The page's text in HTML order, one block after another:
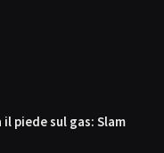
il piede sul gas: Slam